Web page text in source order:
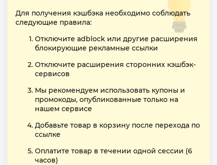
Для получения кэшбэка необходимо соблюдать
следующие правила:
Отключите adblock или другие расширения
блокирующие рекламные ссылки
Отключите расширения сторонних кэшбэк-
сервисов
Мы рекомендуем использовать купоны и
промокоды, опубликованные только на
нашем сервисе
Добавьте товар в корзину после перехода по
ссылке
Оплатите товар в течении одной сессии (6
часов)